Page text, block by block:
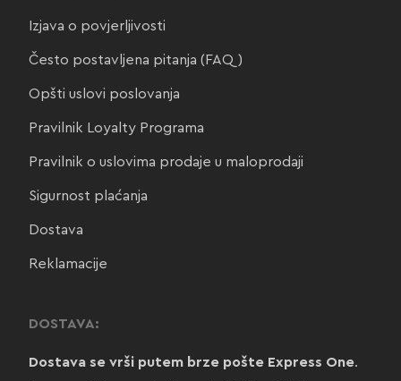
Izjava o povjerljivosti
Često postavljena pitanja (FAQ)
Opšti uslovi poslovanja
Pravilnik Loyalty Programa
Pravilnik o uslovima prodaje u maloprodaji
Sigurnost plaćanja
Dostava
Reklamacije
DOSTAVA:
Dostava se vrši putem brze pošte Express One.